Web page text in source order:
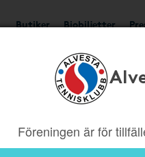
Butiker Biobiljetter
Föreningen är för
Ger